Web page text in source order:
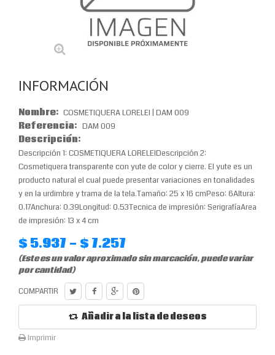
INFORMACIÓN
Nombre: COSMETIQUERA LORELEI | DAM 009
Referencia: DAM 009
Descripción:
Descripción 1: COSMETIQUERA LORELEIDescripción 2:
Cosmetiquera transparente con yute de color y cierre. El yute es un
producto natural el cual puede presentar variaciones en tonalidades
y en la urdimbre y trama de la tela.Tamaño: 25 x 16 cmPeso: 6Altura:
0.17Anchura: 0.39Longitud: 0.53Tecnica de impresión: SerigrafíaArea
de impresión: 13 x 4 cm
$ 5.937 - $ 7.257
(Este es un valor aproximado sin marcación, puede variar
por cantidad)
COMPARTIR
Añadir a la lista de deseos
Imprimir